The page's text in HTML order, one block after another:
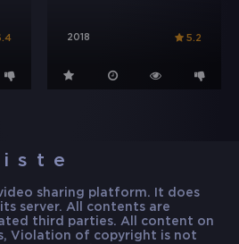
2018 5.2
sharing platform. It does
server. All contents are
third parties. All content on
Violation of copyright is not